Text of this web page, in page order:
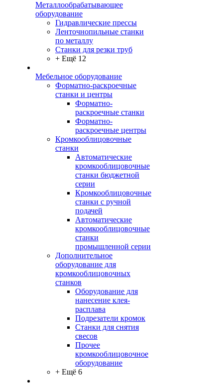
Металлообрабатывающее
оборудование
Гидравлические прессы
Ленточнопильные станки
по металлу
Станки для резки труб
+ Ещё 12
Мебельное оборудование
Форматно-раскроечные
станки и центры
Форматно-
раскроечные станки
Форматно-
раскроечные центры
Кромкооблицовочные
станки
Автоматические
кромкооблицовочные
станки бюджетной
серии
Кромкооблицовочные
станки с ручной
подачей
Автоматические
кромкооблицовочные
станки
промышленной серии
Дополнительное
оборудование для
кромкооблицовочных
станков
Оборудование для
нанесение клея-
расплава
Подрезатели кромок
Станки для снятия
свесов
Прочее
кромкооблицовочное
оборудование
+ Ещё 6